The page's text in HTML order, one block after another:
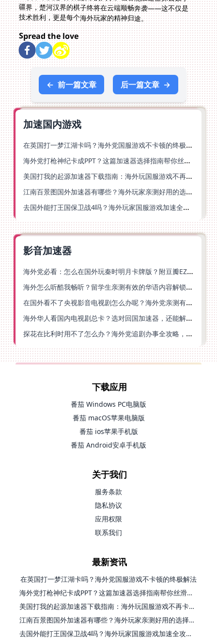
技术胜利，更是每个海外玩家的精神归途。
Spread the love
← 前一篇文章 后一篇文章 →
加速国内游戏
在英国打一梦江湖卡吗？海外党国服游戏不卡顿的终极解法
海外党打枪神纪卡成PPT？这篇加速器选择指南帮你丝滑上分
美国打我的起源加速器下载指南：海外玩国服游戏不再卡的终极方案
江南百景图国外加速器有哪些？海外玩家亲测好用的选择与避坑指南
去国外能打王国保卫战4吗？海外玩家国服游戏加速全攻略（附公主连结幻想江湖实测）
影音加速器
海外党必看：怎么在国外玩秦时明月卡牌版？附豆瓣EZCast地区限制破解法
海外怎么听酷我畅听？留学生亲测有效的华语内容解锁指南
在国外看不了央视影音电视剧怎么办呢？海外党亲测有效的回国加速方案
海外华人看国内电视剧总卡？选对回国加速器，还能解决菲律宾打不开反诈中心的问题
探花在比利时用不了怎么办？海外党追剧办事全攻略，选对加速器就够了
下载应用
番茄 Windows PC电脑版
番茄 macOS苹果电脑版
番茄 ios苹果手机版
番茄 Android安卓手机版
关于我们
服务条款
隐私协议
应用权限
联系我们
最新资讯
在英国打一梦江湖卡吗？海外党国服游戏不卡顿的终极解法
海外党打枪神纪卡成PPT？这篇加速器选择指南帮你丝滑上分
美国打我的起源加速器下载指南：海外玩国服游戏不再卡的终极方案
江南百景图国外加速器有哪些？海外玩家亲测好用的选择与避坑指南
去国外能打王国保卫战4吗？海外玩家国服游戏加速全攻略（附公主连结幻想江湖实测）